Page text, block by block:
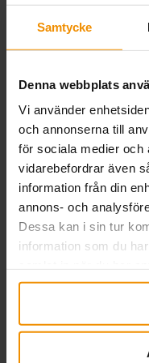
Samtycke
Denna webbplats
Vi använder
och annonserna till
för sociala medier och
vidarebefordrar även
information från din
annons- och
Dessa kan i sin tur
information som du
Bagaren
I början när jag
skillnad om jag